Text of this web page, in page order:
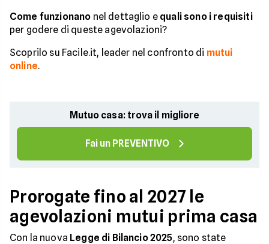
Come funzionano nel dettaglio e quali sono i requisiti
per godere di queste agevolazioni?
Scoprilo su Facile.it, leader nel confronto di mutui
online.
Mutuo casa: trova il migliore
Fai un PREVENTIVO
Prorogate fino al 2027 le
agevolazioni mutui prima casa
Con la nuova Legge di Bilancio 2025, sono state